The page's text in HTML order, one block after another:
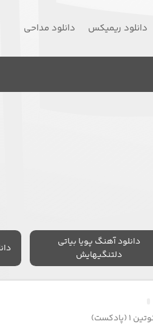
دانلود ریمیکس دانلود مداحی
دانلود آهنگ پویا بیاتی
دلتنگیهایش